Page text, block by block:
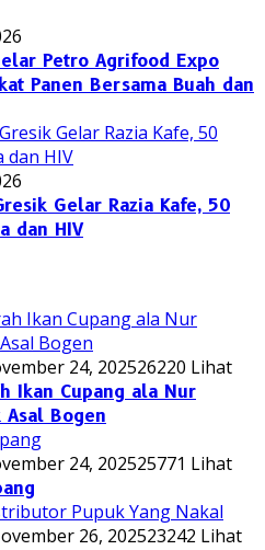
Petro Agrifood Expo
Panen Bersama Buah dan
Gelar Razia Kafe, 50
dan HIV
24, 202526220 Lihat
Ikan Cupang ala Nur
Asal Bogen
24, 202525771 Lihat
26, 202523242 Lihat